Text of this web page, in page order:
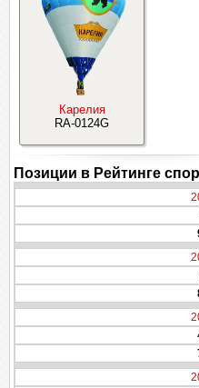
Карелия
RA-0124G
Позиции в Рейтинге